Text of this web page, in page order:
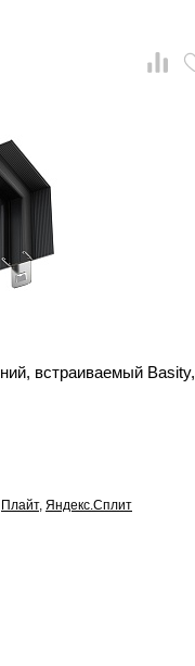
встраиваемый Basity,
Плайт, Яндекс.Сплит